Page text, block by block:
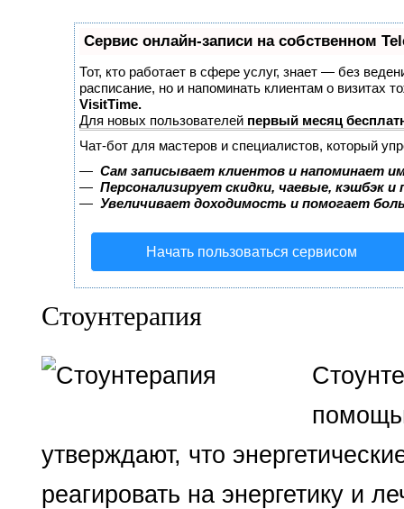
Сервис онлайн-записи на собственном
Тот, кто работает в сфере услуг, знает — без
расписание, но и напоминать клиентам о
VisitTime.
Для новых пользователей первый месяц
Чат-бот для мастеров и специалистов, который
— Сам записывает клиентов и напоминает
— Персонализирует скидки, чаевые, кэшбэк
— Увеличивает доходимость и помогает
Начать пользоваться сервисом
Стоунтерапия
утверждают, что
реагировать на энергетику и